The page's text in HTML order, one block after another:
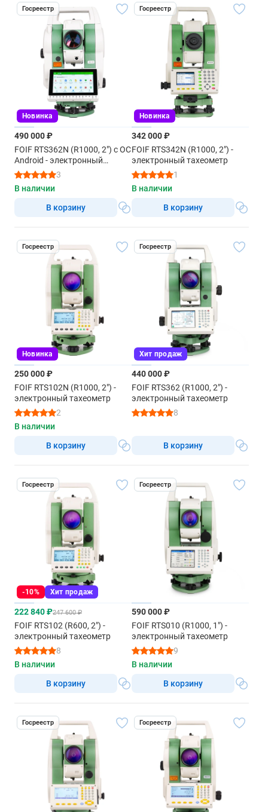
Дисплей 2
последовательный
Bluetooth
USB
есть
Госреестр
Новинка
490 000 ₽
FOIF RTS362N (R1000, 2") с ОС
Android - электронный
тахеометр3
В наличии
В корзину
Госреестр
Новинка
342 000 ₽
FOIF RTS342N (R1000, 2") -
электронный тахеометр
1
В наличии
В корзину
Госреестр
Новинка
250 000 ₽
FOIF RTS102N (R1000, 2") -
электронный тахеометр
2
В наличии
В корзину
Госреестр
Хит продаж
440 000 ₽
FOIF RTS362 (R1000, 2") -
электронный тахеометр
8
В корзину
Госреестр
-10% Хит продаж
222 840 ₽247 600 ₽
FOIF RTS102 (R600, 2") -
электронный тахеометр
8
В наличии
В корзину
Госреестр
590 000 ₽
FOIF RTS010 (R1000, 1") -
электронный тахеометр
9
В наличии
В корзину
Госреестр Госреестр